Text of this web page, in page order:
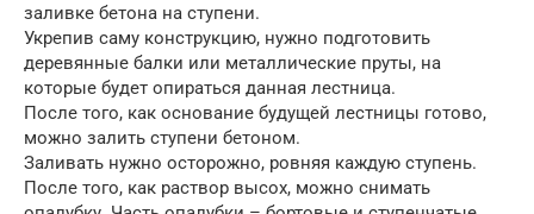
заливке бетона на ступени.
Укрепив саму конструкцию, нужно подготовить
деревянные балки или металлические пруты, на
которые будет опираться данная лестница.
После того, как основание будущей лестницы готово,
можно залить ступени бетоном.
Заливать нужно осторожно, ровняя каждую ступень.
После того, как раствор высох, можно снимать